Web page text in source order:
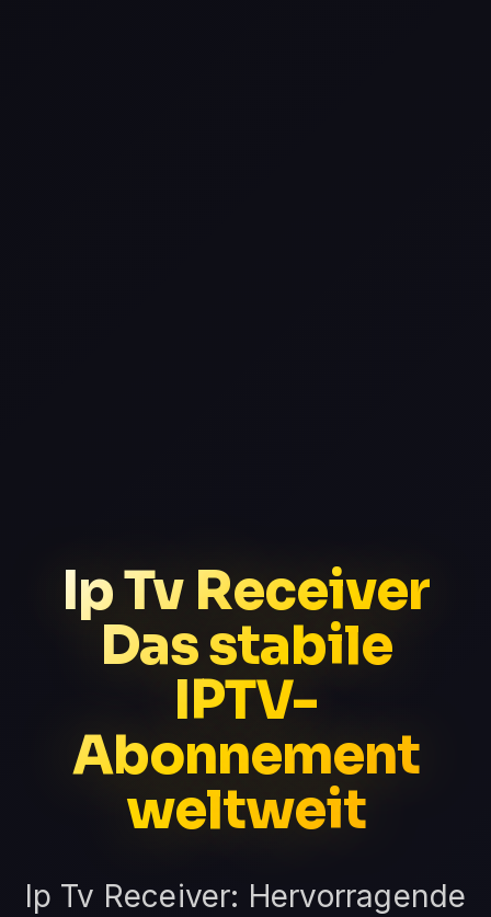
Ip Tv Receiver
Das stabile
IPTV-
Abonnement
weltweit
Ip Tv Receiver: Hervorragende